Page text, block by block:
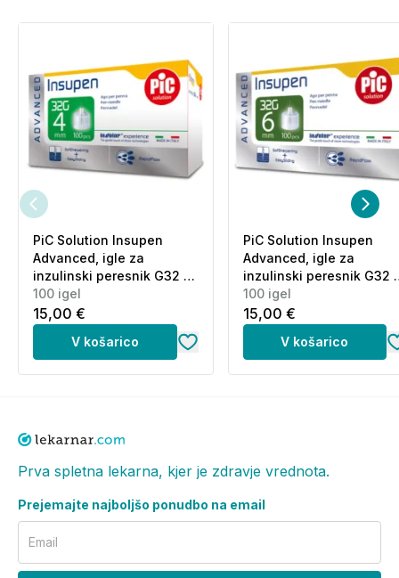
PiC Solution Insupen
Advanced, igle za
inzulinski peresnik G32 x
4 mm (100 igel)
100 igel
15,00 €
V košarico
PiC Solution Insupen
Advanced, igle za
inzulinski peresnik G32 x
6 mm (100 igel)
100 igel
15,00 €
V košarico
Prva spletna lekarna, kjer je zdravje vrednota.
Prejemajte najboljšo ponudbo na email
Email